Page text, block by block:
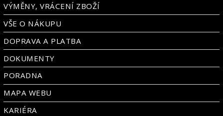
VÝMĚNY, VRÁCENÍ ZBOŽÍ
VŠE O NÁKUPU
DOPRAVA A PLATBA
DOKUMENTY
PORADNA
MAPA WEBU
KARIÉRA